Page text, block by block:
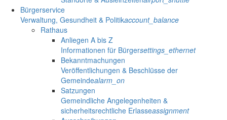
Bürgerservice
Verwaltung, Gesundheit & Politikaccount_balance
Rathaus
Anliegen A bis Z
Informationen für Bürgersettings_ethernet
Bekanntmachungen
Veröffentlichungen & Beschlüsse der
Gemeindealarm_on
Satzungen
Gemeindliche Angelegenheiten &
sicherheitsrechtliche Erlasseassignment